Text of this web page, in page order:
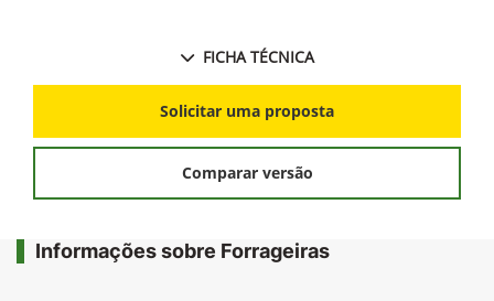
FICHA TÉCNICA
Solicitar uma proposta
Comparar versão
Informações sobre Forrageiras